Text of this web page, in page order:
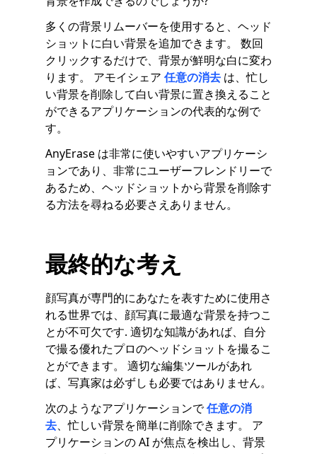
多くの背景リムーバーを使用すると、ヘッド
ショットに白い背景を追加できます。 数回
クリックするだけで、背景が鮮明な白に変わ
ります。 アモイシェア 任意の消去 は、忙し
い背景を削除して白い背景に置き換えること
ができるアプリケーションの代表的な例で
す。
AnyErase は非常に使いやすいアプリケーシ
ョンであり、非常にユーザーフレンドリーで
あるため、ヘッドショットから背景を削除す
る方法を尋ねる必要さえありません。
最終的な考え
顔写真が専門的にあなたを表すために使用さ
れる世界では、顔写真に最適な背景を持つこ
とが不可欠です. 適切な知識があれば、自分
で撮る優れたプロのヘッドショットを撮るこ
とができます。 適切な編集ツールがあれ
ば、写真家は必ずしも必要ではありません。
次のようなアプリケーションで任意の消
去、忙しい背景を簡単に削除できます。 ア
プリケーションの AI が焦点を検出し、背景